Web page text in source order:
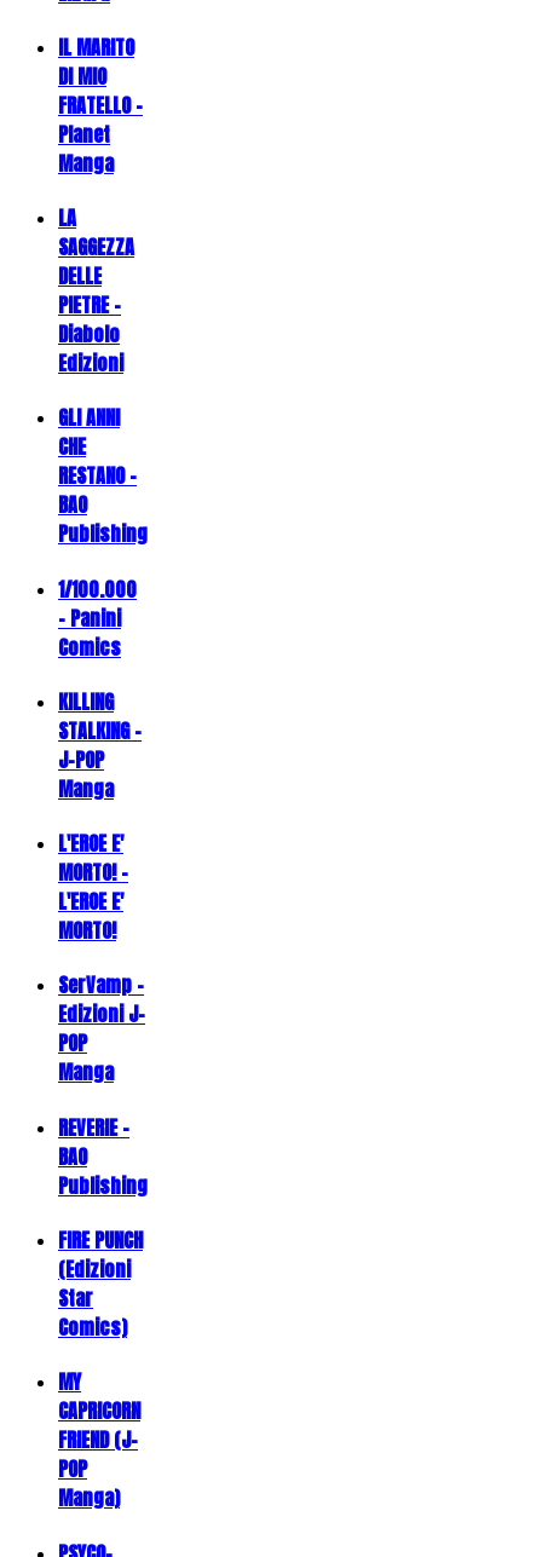
IL MARITO
DI MIO
FRATELLO -
Planet
Manga
LA
SAGGEZZA
DELLE
PIETRE -
Diabolo
Edizioni
GLI ANNI
CHE
RESTANO -
BAO
Publishing
1/100.000
- Panini
Comics
KILLING
STALKING -
J-POP
Manga
L'EROE E'
MORTO! -
L'EROE E'
MORTO!
SerVamp -
Edizioni J-
POP
Manga
REVERIE -
BAO
Publishing
FIRE PUNCH
(Edizioni
Star
Comics)
MY
CAPRICORN
FRIEND (J-
POP
Manga)